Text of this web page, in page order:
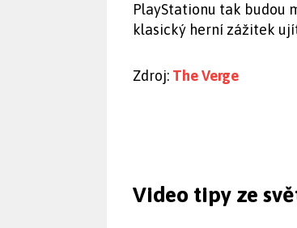
PlayStationu tak budou
klasický herní zážitek
Zdroj: The Verge
Video tipy ze